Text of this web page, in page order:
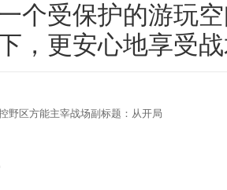
个受保护的游玩
，更安心地享受
野区方能主宰战场副标题：从开局